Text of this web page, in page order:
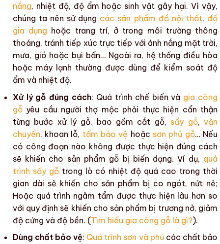
nắng, nhiệt độ, độ ẩm hoặc sinh vật gây hại. Vì vậy,
chúng ta nên sử dụng các sản phẩm đồ nội thất, đồ
gia dụng hoặc trang trí, ở trong môi trường thông
thoáng, tránh tiếp xúc trực tiếp với ánh nắng mặt trời,
mưa, gió hoặc bụi bẩn… Ngoài ra, hệ thống điều hòa
hoặc máy lạnh thường được dùng để kiểm soát độ
ẩm và nhiệt độ.
Xử lý gỗ đúng cách: Quá trình chế biến và gia công
gỗyêu cầu người thợ mộc phải thực hiện cẩn thận
từng bước xử lý gỗ, bao gồm cắt gỗ, sấy gỗ,vận
chuyển, khoan lỗ, tẩm bảo vệ hoặc sơn phủ gỗ… Nếu
có công đoạn nào không được thực hiện đúng cách
sẽ khiến cho sản phẩm gỗ bị biến dạng. Ví dụ, quá
trình sấy gỗtrong lò có nhiệt độ quá cao trong thời
gian dài sẽ khiến cho sản phẩm bị co ngót, nứt nẻ;
Hoặc quá trình ngâm tẩm được thực hiện lâu hơn so
với quy định sẽ khiến cho sản phẩm bị trương nở, giảm
độ cứng và độ bền. (Tìm hiểu gia công gỗ là gì?).
Dùng chất bảo vệ: Quá trình sơn và phủcác chất bảo